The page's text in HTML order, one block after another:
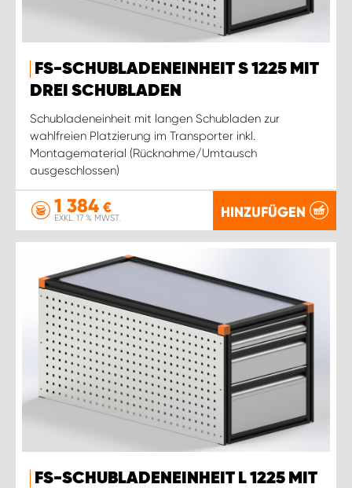
FS-SCHUBLADENEINHEIT S 1225 MIT
DREI SCHUBLADEN
Schubladeneinheit mit langen Schubladen zur
wahlfreien Platzierung im Transporter inkl.
Montagematerial (Rücknahme/Umtausch
ausgeschlossen)
1 384 €
EXKL. 17 % MWST. HINZUFÜGEN
FS-SCHUBLADENEINHEIT L 1225 MIT